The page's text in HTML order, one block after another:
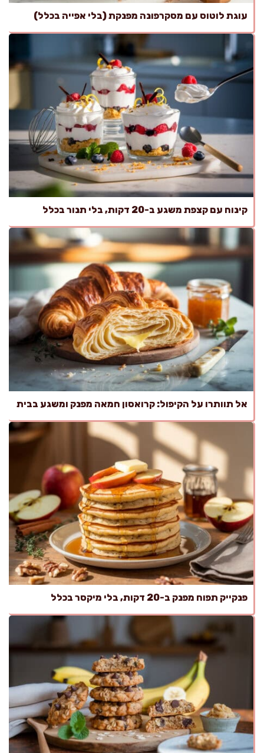
עוגת לוטוס עם מסקרפונה מפנקת (בלי אפייה בכלל)
קינוח עם קצפת משגע ב-20 דקות, בלי תנור בכלל
אל תוותרו על הקיפול: קרואסון חמאה מפנק ומשגע בבית
פנקייק תפוח מפנק ב-20 דקות, בלי מיקסר בכלל